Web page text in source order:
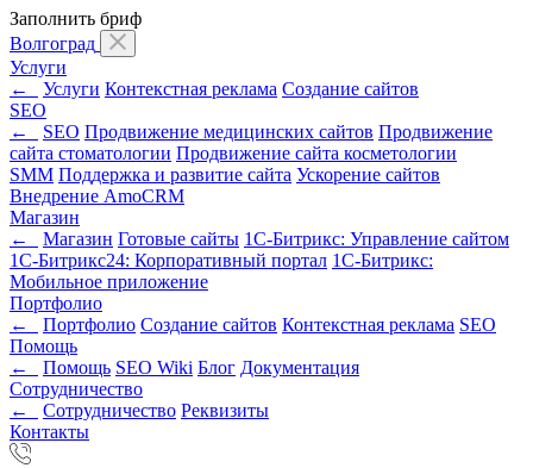
Заполнить бриф
Волгоград
Услуги
←
Услуги Контекстная реклама Создание сайтов
SEO
←
SEO Продвижение медицинских сайтов Продвижение
сайта стоматологии Продвижение сайта косметологии
SMM Поддержка и развитие сайта Ускорение сайтов
Внедрение AmoCRM
Магазин
←
Магазин Готовые сайты 1С-Битрикс: Управление сайтом
1С-Битрикс24: Корпоративный портал 1С-Битрикс:
Мобильное приложение
Портфолио
←
Портфолио Создание сайтов Контекстная реклама SEO
Помощь
←
Помощь SEO Wiki Блог Документация
Сотрудничество
←
Сотрудничество Реквизиты
Контакты